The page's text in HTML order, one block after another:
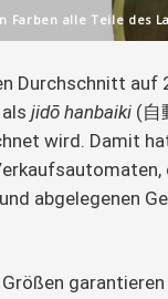
alle Teile des
Durchschnitt auf
als jidō hanbaiki (自
wird. Damit
abgelegenen
garantieren